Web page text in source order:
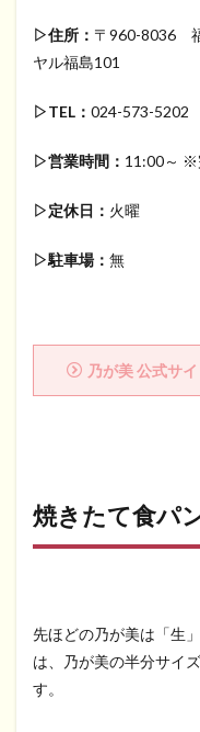
▷住所： 〒960-8036
ヤル福島101
▷TEL： 024-573-5202
▷営業時間： 11:00～ ※
▷定休日： 火曜
▷駐車場： 無
乃が美 公式サイ
焼きたて食パ
先ほどの乃が美は「生
は、乃が美の半分サイ
す。